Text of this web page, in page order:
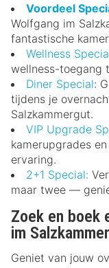
Voordeel
Wolfgang im
fantastische
Wellness
wellness-toegang
Diner Special:
tijdens je
Salzkammergut.
VIP Upgrade
kamerupgrades
ervaring.
2+1 Special:
maar twee —
Zoek en boek
im
Geniet van jouw